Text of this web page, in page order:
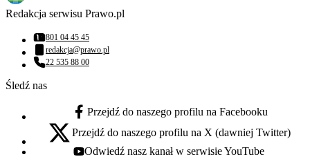
Redakcja serwisu Prawo.pl
Numer telefonu:
801 04 45 45
Adres email:
redakcja@prawo.pl
Numer telefonu:
22 535 88 00
Śledź nas
facebook - otwiera się w nowej karcie
Przejdź do naszego profilu na Facebooku
x - otwiera się w nowej karcie
Przejdź do naszego profilu na X (dawniej Twitter)
youtube - otwiera się w nowej karcie
Odwiedź nasz kanał w serwisie YouTube